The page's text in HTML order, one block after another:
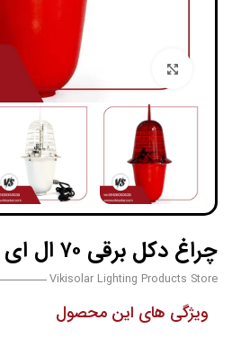
بزرگنمایی تصویر
چراغ دکل برقی ۷۰ ال ای دی
Vikisolar Lighting Products Store
ویژگی های این محصول